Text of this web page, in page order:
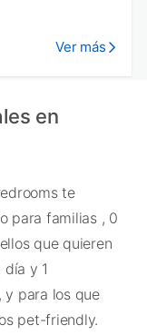
Ver más
en
te
para familias , 0
que quieren
y 1
y para los que
pet-friendly.